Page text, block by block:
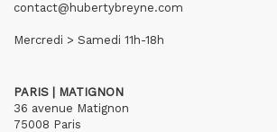
contact@hubertybreyne.com
Mercredi > Samedi 11h-18h
PARIS | MATIGNON
36 avenue Matignon
75008 Paris